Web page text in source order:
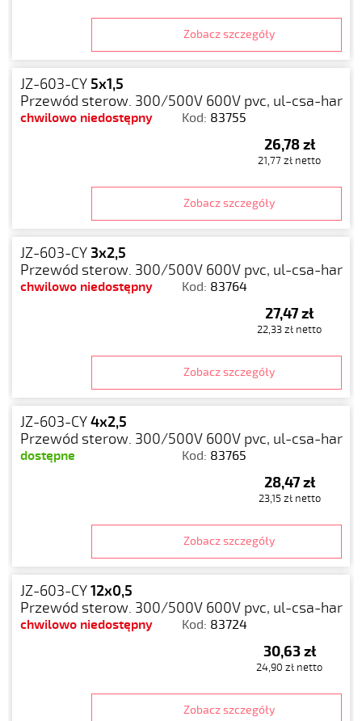
Zobacz szczegóły
JZ-603-CY5x1,5
Przewód sterow. 300/500V 600V pvc, ul-csa-har
chwilowo niedostępny Kod: 83755
26,78 zł
21,77 zł netto
Zobacz szczegóły
JZ-603-CY3x2,5
Przewód sterow. 300/500V 600V pvc, ul-csa-har
chwilowo niedostępny Kod: 83764
27,47 zł
22,33 zł netto
Zobacz szczegóły
JZ-603-CY4x2,5
Przewód sterow. 300/500V 600V pvc, ul-csa-har
dostępne Kod: 83765
28,47 zł
23,15 zł netto
Zobacz szczegóły
JZ-603-CY12x0,5
Przewód sterow. 300/500V 600V pvc, ul-csa-har
chwilowo niedostępny Kod: 83724
30,63 zł
24,90 zł netto
Zobacz szczegóły